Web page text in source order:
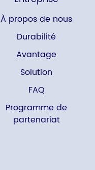
À propos de nous
Durabilité
Avantage
Solution
FAQ
Programme de
partenariat